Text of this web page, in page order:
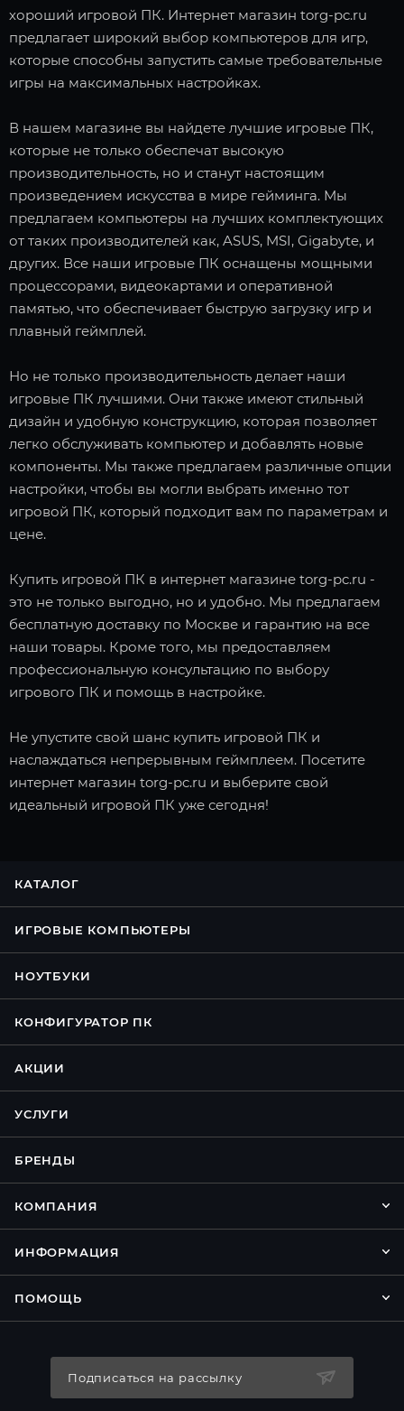
хороший игровой ПК. Интернет магазин torg-pc.ru
предлагает широкий выбор компьютеров для игр,
которые способны запустить самые требовательные
игры на максимальных настройках.
В нашем магазине вы найдете лучшие игровые ПК,
которые не только обеспечат высокую
производительность, но и станут настоящим
произведением искусства в мире гейминга. Мы
предлагаем компьютеры на лучших комплектующих
от таких производителей как, ASUS, MSI, Gigabyte, и
других. Все наши игровые ПК оснащены мощными
процессорами, видеокартами и оперативной
памятью, что обеспечивает быструю загрузку игр и
плавный геймплей.
Но не только производительность делает наши
игровые ПК лучшими. Они также имеют стильный
дизайн и удобную конструкцию, которая позволяет
легко обслуживать компьютер и добавлять новые
компоненты. Мы также предлагаем различные опции
настройки, чтобы вы могли выбрать именно тот
игровой ПК, который подходит вам по параметрам и
цене.
Купить игровой ПК в интернет магазине torg-pc.ru -
это не только выгодно, но и удобно. Мы предлагаем
бесплатную доставку по Москве и гарантию на все
наши товары. Кроме того, мы предоставляем
профессиональную консультацию по выбору
игрового ПК и помощь в настройке.
Не упустите свой шанс купить игровой ПК и
наслаждаться непрерывным геймплеем. Посетите
интернет магазин torg-pc.ru и выберите свой
идеальный игровой ПК уже сегодня!
КАТАЛОГ
ИГРОВЫЕ КОМПЬЮТЕРЫ
НОУТБУКИ
КОНФИГУРАТОР ПК
АКЦИИ
УСЛУГИ
БРЕНДЫ
КОМПАНИЯ
ИНФОРМАЦИЯ
ПОМОЩЬ
Подписаться на рассылку